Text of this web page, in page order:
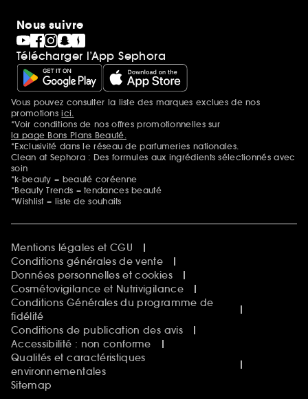
Nous suivre
Télécharger l’App Sephora
Mentions additionnelles
Vous pouvez consulter la liste des marques exclues de nos
promotionsici.
*Voir conditions de nos offres promotionnelles sur
la page Bons Plans Beauté.
*Exclusivité dans le réseau de parfumeries nationales.
Clean at Sephora : Des formules aux ingrédients sélectionnés avec
soin
*k-beauty = beauté coréenne
*Beauty Trends = tendances beauté
*Wishlist = liste de souhaits
Mentions légales et CGU
Conditions générales de vente
Données personnelles et cookies
Cosmétovigilance et Nutrivigilance
Conditions Générales du programme de
fidélité
Conditions de publication des avis
Accessibilité : non conforme
Qualités et caractéristiques
environnementales
Sitemap